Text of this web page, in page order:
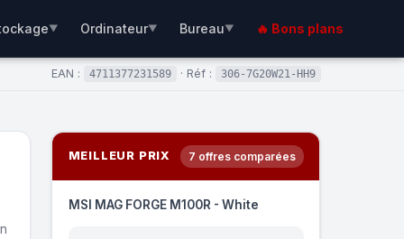
▼ Ordinateur▼ Bureau▼ 🔥 Bons plans
EAN : 4711377231589 · Réf : 306-7G20W21-HH9
MEILLEUR PRIX 7 offres comparées
MSI MAG FORGE M100R - White